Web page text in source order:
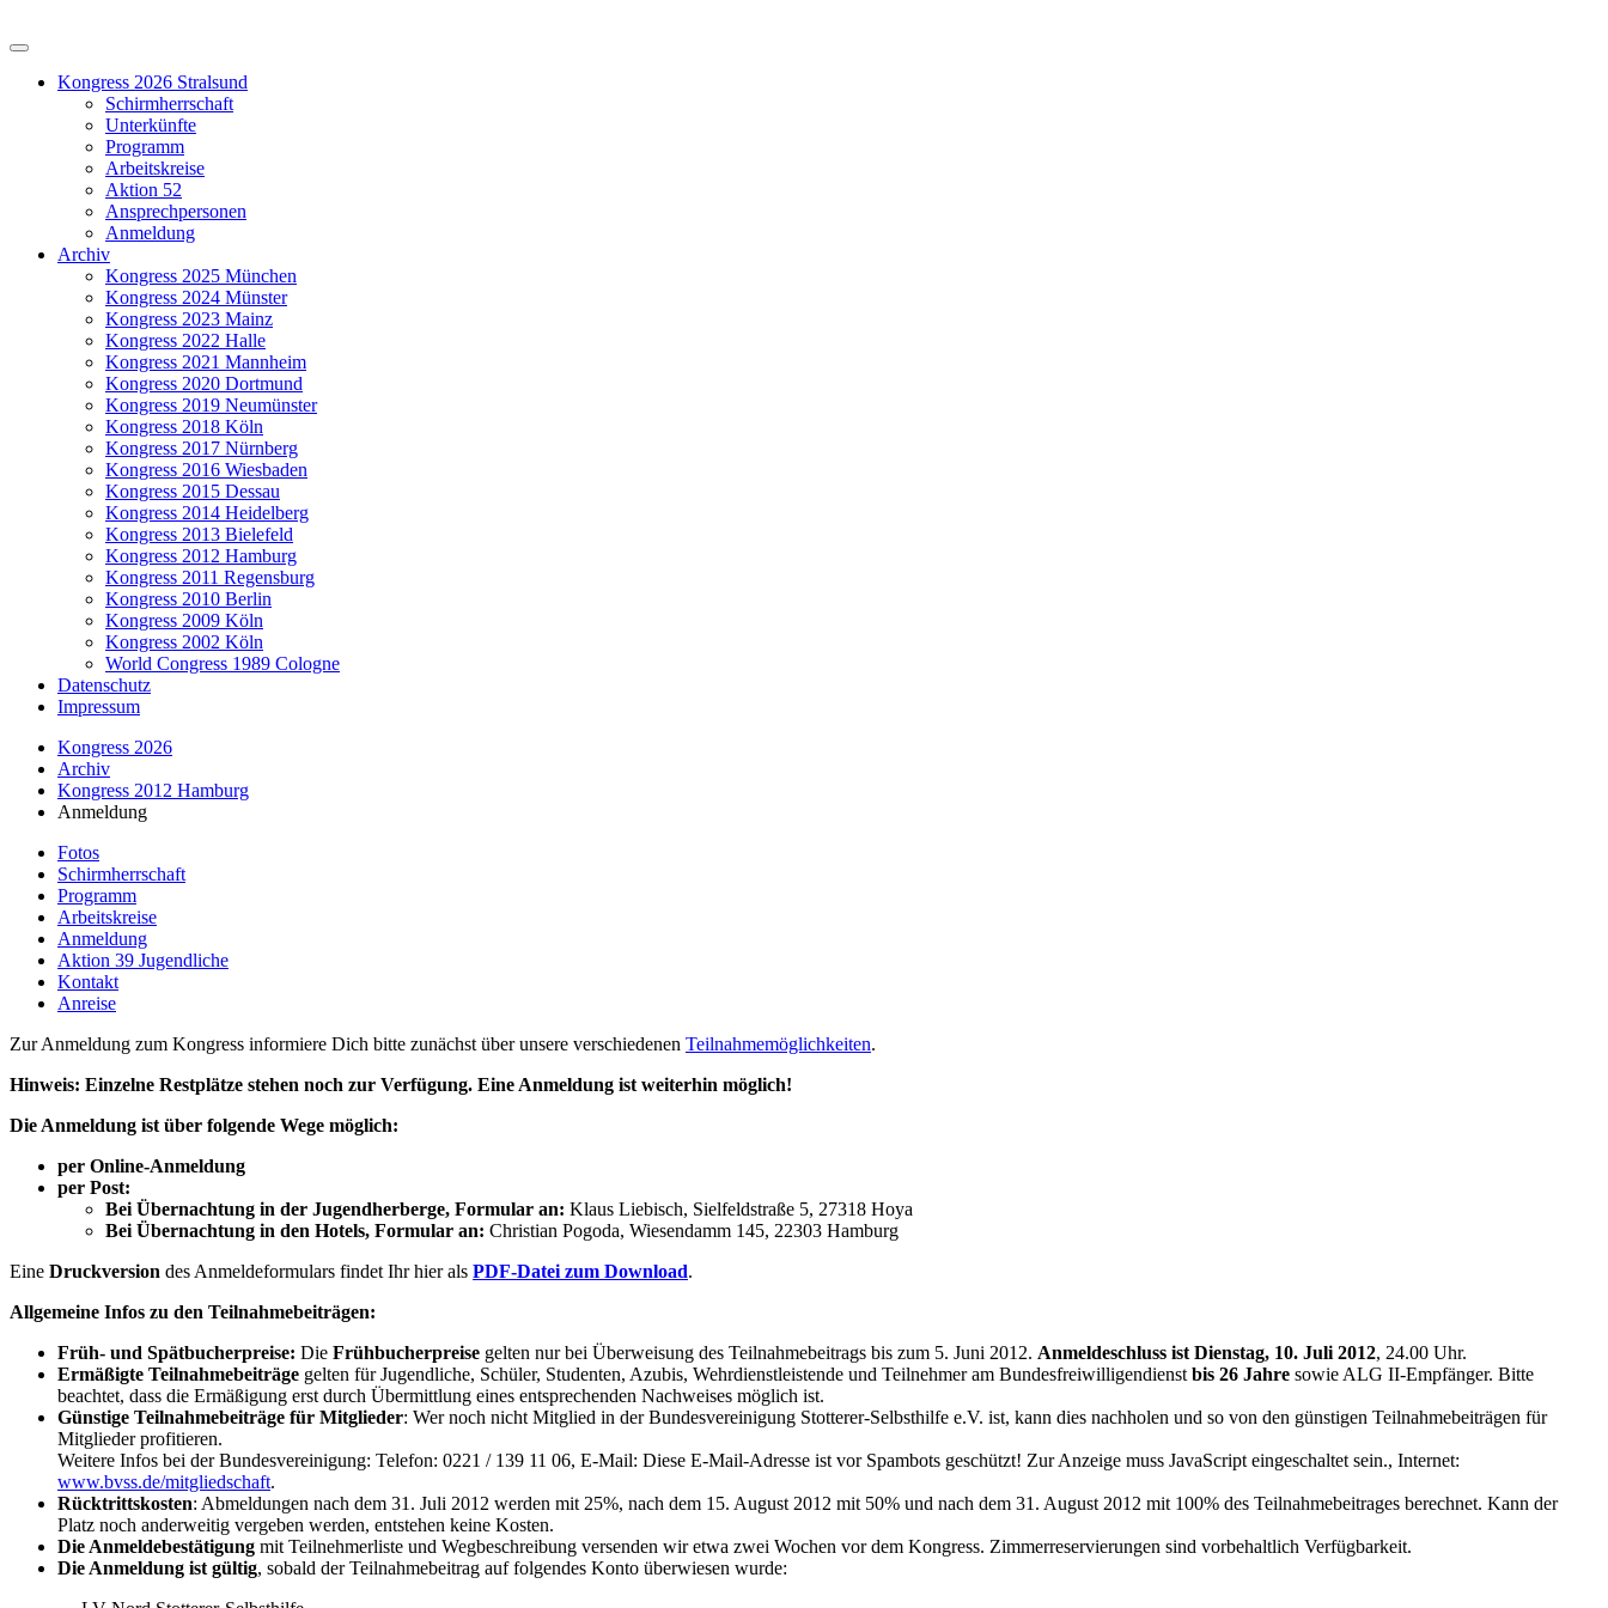
Kongress 2026 Stralsund
Schirmherrschaft
Unterkünfte
Programm
Arbeitskreise
Aktion 52
Ansprechpersonen
Anmeldung
Archiv
Kongress 2025 München
Kongress 2024 Münster
Kongress 2023 Mainz
Kongress 2022 Halle
Kongress 2021 Mannheim
Kongress 2020 Dortmund
Kongress 2019 Neumünster
Kongress 2018 Köln
Kongress 2017 Nürnberg
Kongress 2016 Wiesbaden
Kongress 2015 Dessau
Kongress 2014 Heidelberg
Kongress 2013 Bielefeld
Kongress 2012 Hamburg
Kongress 2011 Regensburg
Kongress 2010 Berlin
Kongress 2009 Köln
Kongress 2002 Köln
World Congress 1989 Cologne
Datenschutz
Impressum
Kongress 2026
Archiv
Kongress 2012 Hamburg
Anmeldung
Fotos
Schirmherrschaft
Programm
Arbeitskreise
Anmeldung
Aktion 39 Jugendliche
Kontakt
Anreise
Zur Anmeldung zum Kongress informiere Dich bitte zunächst über unsere verschiedenen Teilnahmemöglichkeiten.
Hinweis: Einzelne Restplätze stehen noch zur Verfügung. Eine Anmeldung ist weiterhin möglich!
Die Anmeldung ist über folgende Wege möglich:
per Online-Anmeldung
per Post:
Bei Übernachtung in der Jugendherberge, Formular an: Klaus Liebisch, Sielfeldstraße 5, 27318 Hoya
Bei Übernachtung in den Hotels, Formular an: Christian Pogoda, Wiesendamm 145, 22303 Hamburg
Eine Druckversion des Anmeldeformulars findet Ihr hier als PDF-Datei zum Download.
Allgemeine Infos zu den Teilnahmebeiträgen:
Früh- und Spätbucherpreise: Die Frühbucherpreise gelten nur bei Überweisung des Teilnahmebeitrags bis zum 5. Juni 2012. Anmeldeschluss ist Dienstag, 10. Juli 2012, 24.00 Uhr.
Ermäßigte Teilnahmebeiträge gelten für Jugendliche, Schüler, Studenten, Azubis, Wehrdienstleistende und Teilnehmer am Bundesfreiwilligendienst bis 26 Jahre sowie ALG II-Empfänger. Bitte
beachtet, dass die Ermäßigung erst durch Übermittlung eines entsprechenden Nachweises möglich ist.
Günstige Teilnahmebeiträge für Mitglieder: Wer noch nicht Mitglied in der Bundesvereinigung Stotterer-Selbsthilfe e.V. ist, kann dies nachholen und so von den günstigen Teilnahmebeiträgen für
Mitglieder profitieren.
Weitere Infos bei der Bundesvereinigung: Telefon: 0221 / 139 11 06, E-Mail: Diese E-Mail-Adresse ist vor Spambots geschützt! Zur Anzeige muss JavaScript eingeschaltet sein., Internet:
www.bvss.de/mitgliedschaft.
Rücktrittskosten: Abmeldungen nach dem 31. Juli 2012 werden mit 25%, nach dem 15. August 2012 mit 50% und nach dem 31. August 2012 mit 100% des Teilnahmebeitrages berechnet. Kann der
Platz noch anderweitig vergeben werden, entstehen keine Kosten.
Die Anmeldebestätigung mit Teilnehmerliste und Wegbeschreibung versenden wir etwa zwei Wochen vor dem Kongress. Zimmerreservierungen sind vorbehaltlich Verfügbarkeit.
Die Anmeldung ist gültig, sobald der Teilnahmebeitrag auf folgendes Konto überwiesen wurde: